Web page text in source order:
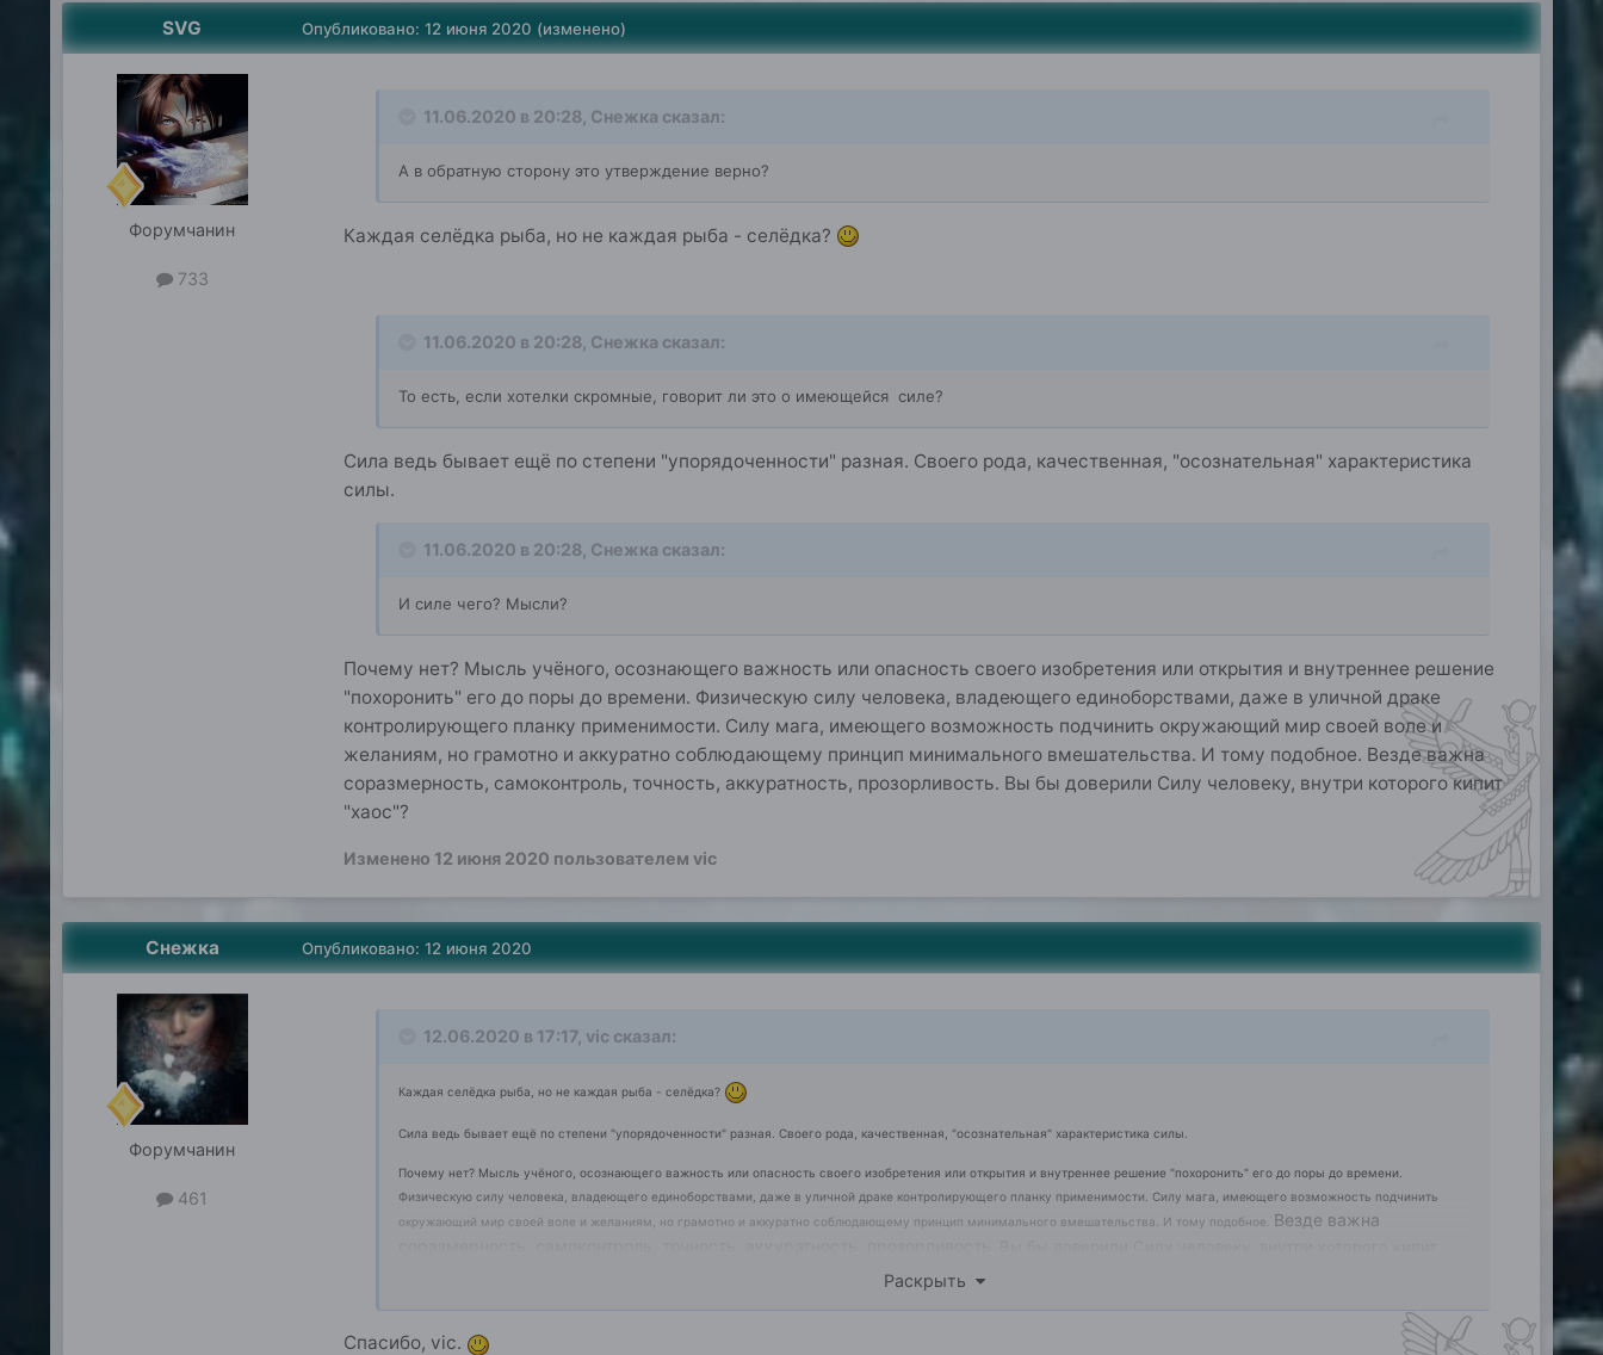
SVG
Форумчанин
733
Опубликовано: 12 июня 2020 (изменено)
11.06.2020 в 20:28, Снежка сказал:
А в обратную сторону это утверждение верно?
Каждая селёдка рыба, но не каждая рыба - селёдка?
11.06.2020 в 20:28, Снежка сказал:
То есть, если хотелки скромные, говорит ли это о имеющейся силе?
Сила ведь бывает ещё по степени "упорядоченности" разная. Своего рода, качественная, "осознательная" характеристика
силы.
11.06.2020 в 20:28, Снежка сказал:
И силе чего? Мысли?
Почему нет? Мысль учёного, осознающего важность или опасность своего изобретения или открытия и внутреннее решение
"похоронить" его до поры до времени. Физическую силу человека, владеющего единоборствами, даже в уличной драке
контролирующего планку применимости. Силу мага, имеющего возможность подчинить окружающий мир своей воле и
желаниям, но грамотно и аккуратно соблюдающему принцип минимального вмешательства. И тому подобное. Везде важна
соразмерность, самоконтроль, точность, аккуратность, прозорливость. Вы бы доверили Силу человеку, внутри которого кипит
"хаос"?
Изменено 12 июня 2020 пользователем vic
Снежка
Форумчанин
461
Опубликовано: 12 июня 2020
12.06.2020 в 17:17, vicсказал:
Каждая селёдка рыба, но не каждая рыба - селёдка?
Сила ведь бывает ещё по степени "упорядоченности" разная. Своего рода, качественная, "осознательная" характеристика силы.
Почему нет? Мысль учёного, осознающего важность или опасность своего изобретения или открытия и внутреннее решение "похоронить" его до поры до времени.
Физическую силу человека, владеющего единоборствами, даже в уличной драке контролирующего планку применимости. Силу мага, имеющего возможность подчинить
окружающий мир своей воле и желаниям, но грамотно и аккуратно соблюдающему принцип минимального вмешательства. И тому подобное. Везде важна
Раскрыть
Спасибо, vic.